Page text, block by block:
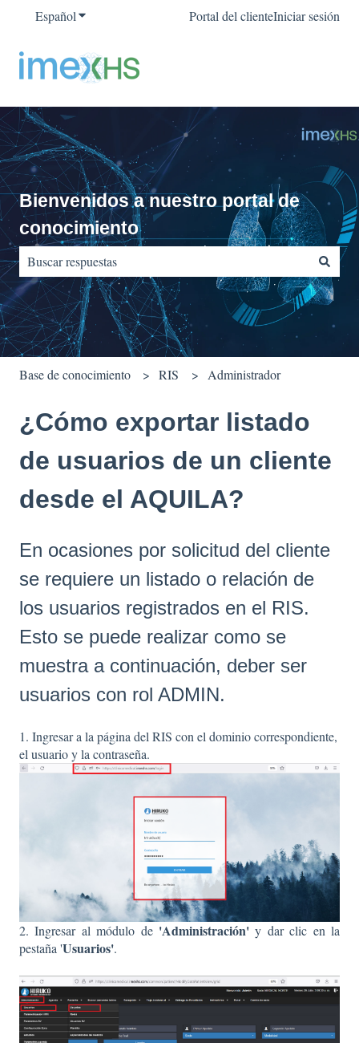
EspañolTraducciones de Mostrar submenú de
Portal del clienteIniciar sesión
Bienvenidos a nuestro portal de
conocimiento
No hay sugerencias porque el campo de búsqueda está vacío.
Base de conocimiento RIS Administrador
¿Cómo exportar listado
de usuarios de un cliente
desde el AQUILA?
En ocasiones por solicitud del cliente
se requiere un listado o relación de
los usuarios registrados en el RIS.
Esto se puede realizar como se
muestra a continuación, deber ser
usuarios con rol ADMIN.
1. Ingresar a la página del RIS con el dominio correspondiente,
el usuario y la contraseña.
2. Ingresar al módulo de 'Administración' y dar clic en la
pestaña 'Usuarios'.